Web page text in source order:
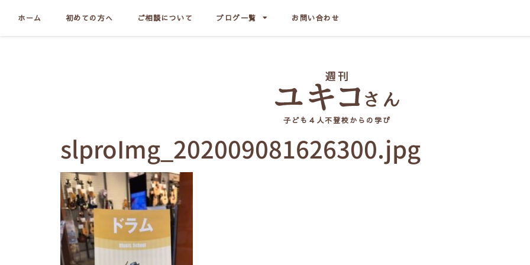
ホーム 初めての方へ ご相談について ブログ一覧 お問い合わせ
子ども４人不登校からの学び
slproImg_202009081626300.jpg